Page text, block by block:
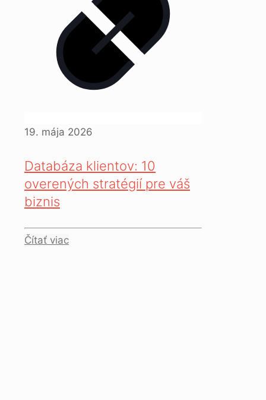
19. mája 2026
Databáza klientov: 10
overených stratégií pre váš
biznis
Čítať viac